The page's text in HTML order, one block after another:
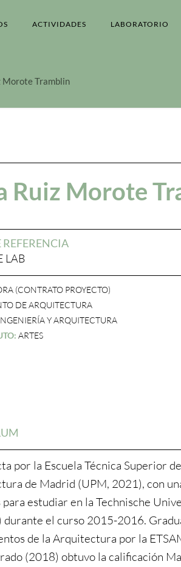
ACTIVIDADES LABORATORIO
Morote Tramblin
Ruiz Morote
REFERENCIA
LAB
(CONTRATO PROYECTO)
DE ARQUITECTURA
Y ARQUITECTURA
ARTES
por la Escuela Técnica Superior de
de Madrid (UPM, 2021), con
para estudiar en la Technische
durante el curso 2015-2016.
de la Arquitectura por la
(2018) obtuvo la calificación